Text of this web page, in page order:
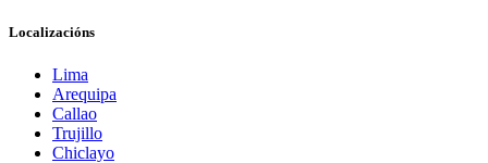
Localizacións
Lima
Arequipa
Callao
Trujillo
Chiclayo